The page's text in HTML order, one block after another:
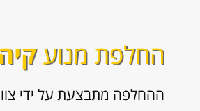
החלפת מנוע
ההחלפה מתבצעת על ידי